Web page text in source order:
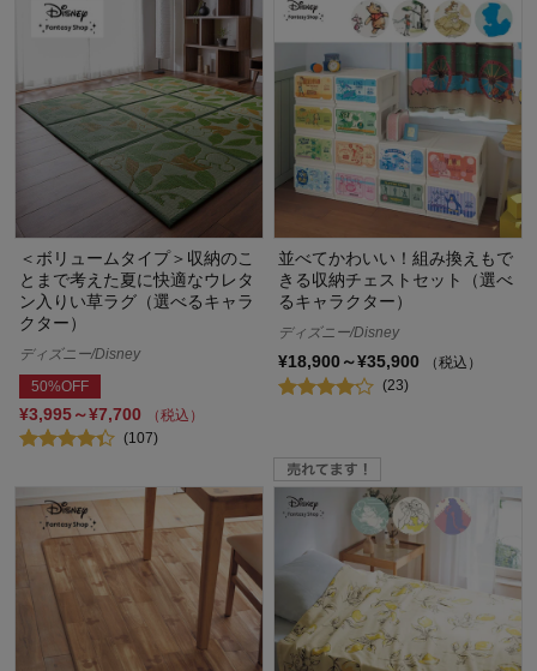
＜ボリュームタイプ＞収納のこ
とまで考えた夏に快適なウレタ
ン入りい草ラグ（選べるキャラ
クター）
ディズニー/Disney
50%OFF
¥3,995～¥7,700
（税込）
(107)
並べてかわいい！組み換えもで
きる収納チェストセット（選べ
るキャラクター）
ディズニー/Disney
¥18,900～¥35,900
（税込）
(23)